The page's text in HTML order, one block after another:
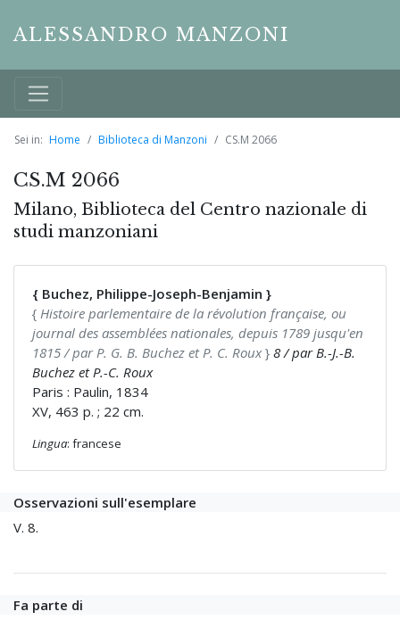
ALESSANDRO MANZONI
Sei in: Home Biblioteca di Manzoni CS.M 2066
CS.M 2066
Milano, Biblioteca del Centro nazionale di
studi manzoniani
{ Buchez, Philippe-Joseph-Benjamin }
{ Histoire parlementaire de la révolution française, ou
journal des assemblées nationales, depuis 1789 jusqu'en
1815 / par P. G. B. Buchez et P. C. Roux} 8 / par B.-J.-B.
Buchez et P.-C. Roux
Paris : Paulin, 1834
XV, 463 p. ; 22 cm.
Lingua: francese
Osservazioni sull'esemplare
V. 8.
Fa parte di